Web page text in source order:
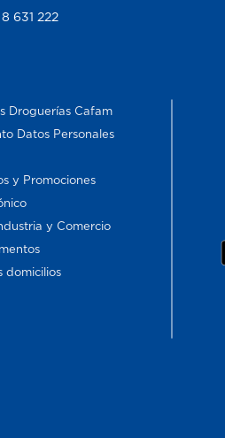
631 222
Droguerías Cafam
Datos Personales
y Promociones
y Comercio
domicilios